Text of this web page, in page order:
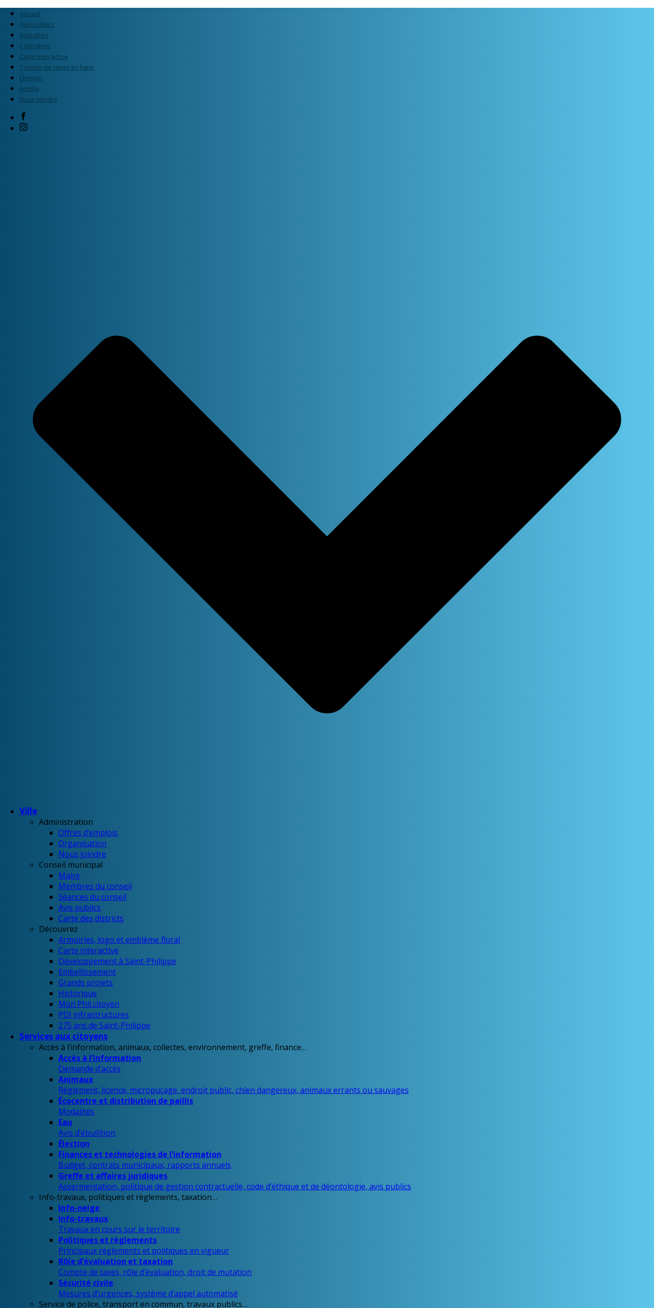
Accueil
Avis publics
Actualités
Calendrier
Carte interactive
Compte de taxes en ligne
Élection
Emploi
Nous joindre
Ville
Administration
Offres d’emplois
Organisation
Nous joindre
Conseil municipal
Maire
Membres du conseil
Séances du conseil
Avis publics
Carte des districts
Découvrez
Armoiries, logo et emblème floral
Carte interactive
Développement à Saint-Philippe
Embellissement
Grands projets
Historique
Mon Phil citoyen
PDI infrastructures
275 ans de Saint-Philippe
Services aux citoyens
Accès à l’information, animaux, collectes, environnement, greffe, finance…
Accès à l’information
Demande d’accès
Animaux
Règlement, licence, micropuçage, endroit public, chien dangereux, animaux errants ou sauvages
Écocentre et distribution de paillis
Modalités
Eau
Avis d’ébullition
Élection
Finances et technologies de l’information
Budget, contrats municipaux, rapports annuels
Greffe et affaires juridiques
Assermentation, politique de gestion contractuelle, code d’éthique et de déontologie, avis publics
Info-travaux, politiques et règlements, taxation…
Info-neige
Info-travaux
Travaux en cours sur le territoire
Politiques et règlements
Principaux règlements et politiques en vigueur
Rôle d’évaluation et taxation
Compte de taxes, rôle d’évaluation, droit de mutation
Sécurité civile
Mesures d’urgences, système d’appel automatisé
Service de police, transport en commun, travaux publics…